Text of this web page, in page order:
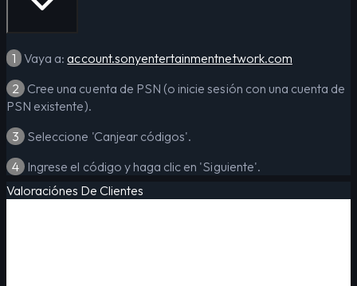
1 Vaya a:account.sonyentertainmentnetwork.com
2 Cree una cuenta de PSN (o inicie sesión con una cuenta de
PSN existente).
3 Seleccione 'Canjear códigos'.
4 Ingrese el código y haga clic en 'Siguiente'.
Valoraciónes De Clientes